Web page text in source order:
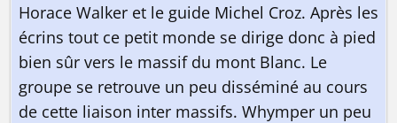
Horace Walker et le guide Michel Croz. Après les
écrins tout ce petit monde se dirige donc à pied
bien sûr vers le massif du mont Blanc. Le
groupe se retrouve un peu disséminé au cours
de cette liaison inter massifs. Whymper un peu